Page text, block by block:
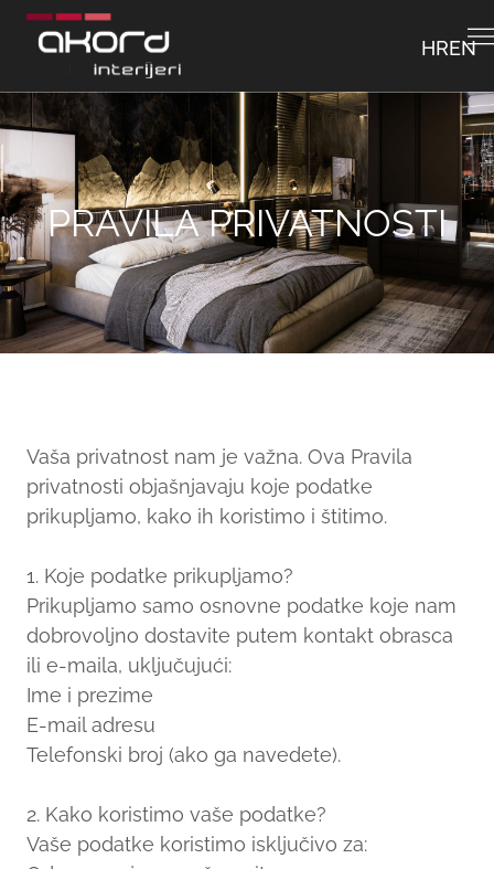
HREN
PRAVILA PRIVATNOSTI
Vaša privatnost nam je važna. Ova Pravila
privatnosti objašnjavaju koje podatke
prikupljamo, kako ih koristimo i štitimo.
1. Koje podatke prikupljamo?
Prikupljamo samo osnovne podatke koje nam
dobrovoljno dostavite putem kontakt obrasca
ili e-maila, uključujući:
Ime i prezime
E-mail adresu
Telefonski broj (ako ga navedete).
2. Kako koristimo vaše podatke?
Vaše podatke koristimo isključivo za: